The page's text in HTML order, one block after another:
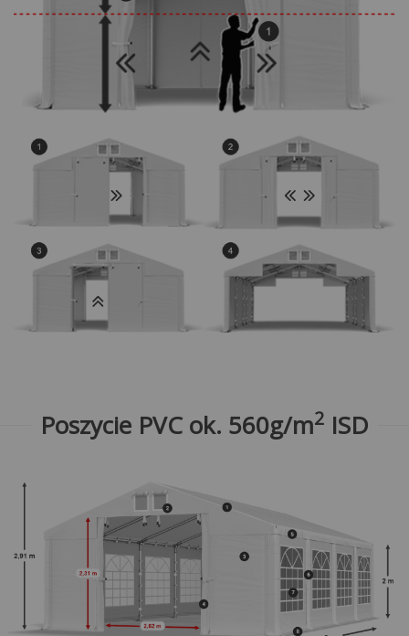
Poszycie PVC ok. 560g/m2 ISD